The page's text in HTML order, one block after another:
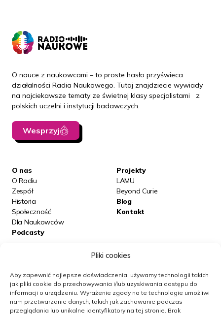
Pliki cookies
Aby zapewnić najlepsze doświadczenia, używamy technologii takich
jak pliki cookie do przechowywania i/lub uzyskiwania dostępu do
informacji o urządzeniu. Wyrażenie zgody na te technologie umożliwi
nam przetwarzanie danych, takich jak zachowanie podczas
przeglądania lub unikalne identyfikatory na tej stronie. Brak
O nauce z naukowcami – to proste hasło przyświeca
działalności Radia Naukowego. Tutaj znajdziecie wywiady
na najciekawsze tematy ze świetnej klasy specjalistami z
polskich uczelni i instytucji badawczych.
Wesprzyj
O nas
O Radiu
Zespół
Historia
Społeczność
Dla Naukowców
Podcasty
Projekty
LAMU
Beyond Curie
Blog
Kontakt
Obserwuj nas